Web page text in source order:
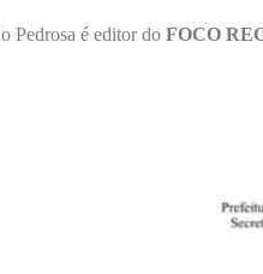
Pedrosa é editor do FOCO